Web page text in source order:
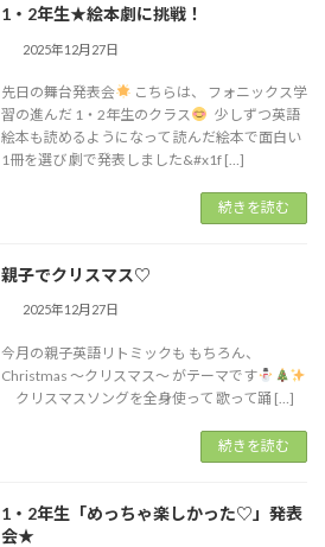
1・2年生★絵本劇に挑戦！
2025年12月27日
先日の舞台発表会
こちらは、 フォニックス学
習の進んだ 1・2年生のクラス
少しずつ英語
絵本も読めるようになって 読んだ絵本で面白い
1冊を選び 劇で発表しました&#x1f […]
続きを読む
親子でクリスマス♡
2025年12月27日
今月の親子英語リトミックも もちろん、
Christmas ～クリスマス～ がテーマです
クリスマスソングを全身使って 歌って踊 […]
続きを読む
1・2年生「めっちゃ楽しかった♡」発表
会★